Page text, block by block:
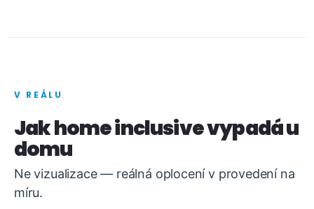
V REÁLU
Jak home inclusive vypadá u
domu
Ne vizualizace — reálná oplocení v provedení na
míru.